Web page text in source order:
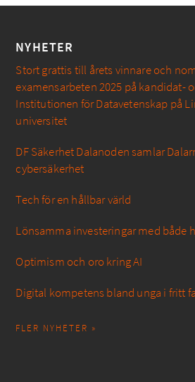
NYHETER
Stort grattis till årets vinnare och
examensarbeten 2025 på kandidat-
Institutionen för Datavetenskap på
universitet
DF Säkerhet Dalanoden samlar
cybersäkerhet
Tech för en hållbar värld
Lönsamma investeringar med både
Optimism och oro kring AI
Digital kompetens bland unga i fritt
FLER NYHETER »